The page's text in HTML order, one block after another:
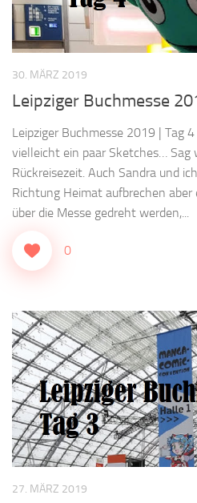
30. MÄRZ 2019
Leipziger Buchmesse
Leipziger Buchmesse 2019 | Tag
vielleicht ein paar Sketches… Sag
Rückreisezeit. Auch Sandra und
Richtung Heimat aufbrechen
über die Messe gedreht werden,...
0
27. MÄRZ 2019